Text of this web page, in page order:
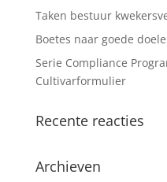
Taken bestuur
Boetes naar goede
Serie Compliance
Cultivarformulier
Recente reacties
Archieven